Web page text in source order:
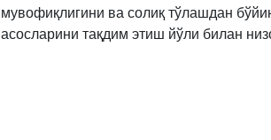
мувофиқлигини ва солиқ тўлашдан
асосларини тақдим этиш йўли билан